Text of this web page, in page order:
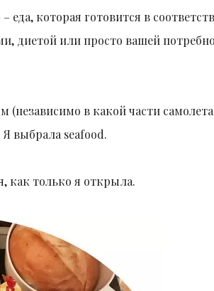
которая готовится в
диетой или просто вашей
(независимо в какой части самолета
выбрала seafood.
как только я открыла.